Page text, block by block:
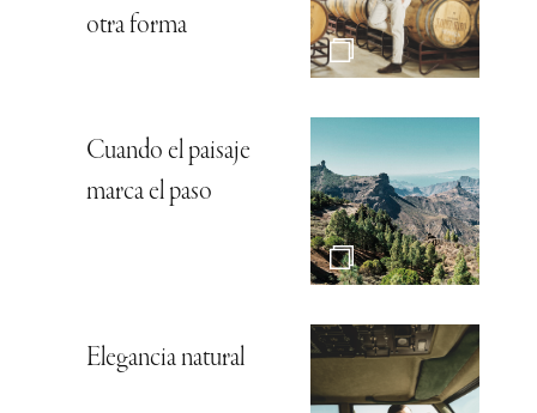
otra forma
Cuando el paisaje
marca el paso
Elegancia natural